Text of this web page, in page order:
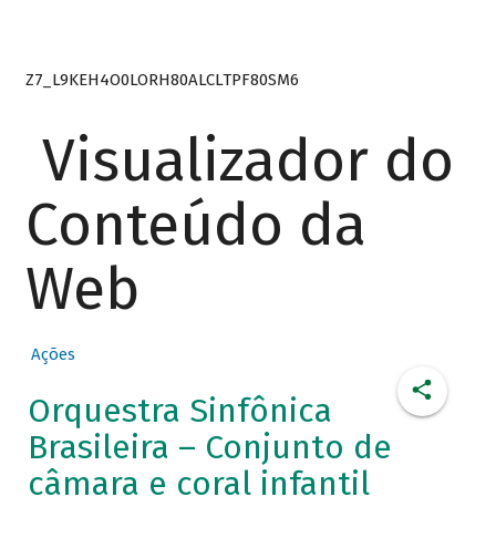
Z7_L9KEH4O0LORH80ALCLTPF80SM6
Visualizador do
Conteúdo da
Web
Ações
Orquestra Sinfônica
Brasileira – Conjunto de
câmara e coral infantil